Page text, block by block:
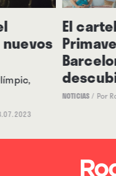
El
NOTICIAS / Por